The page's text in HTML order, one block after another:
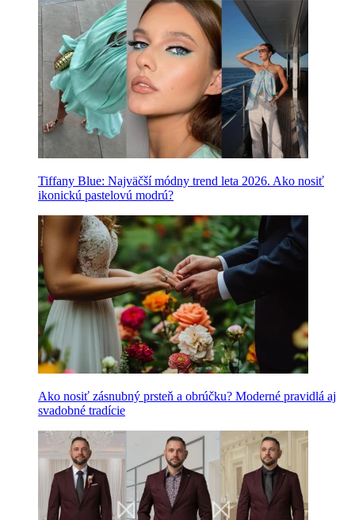
Tiffany Blue: Najväčší módny trend leta 2026. Ako nosiť
ikonickú pastelovú modrú?
Ako nosiť zásnubný prsteň a obrúčku? Moderné pravidlá aj
svadobné tradície